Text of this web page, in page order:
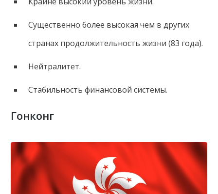
Существенно более высокая чем в других
странах продолжительность жизни (83 года).
Нейтралитет.
Стабильность финансовой системы.
Гонконг